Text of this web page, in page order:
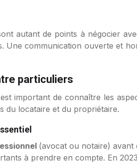
autant de points à négocier
Une communication ouverte et
particuliers
important de connaître les
du locataire et du propriétaire.
(avocat ou notaire)
à prendre en compte. En